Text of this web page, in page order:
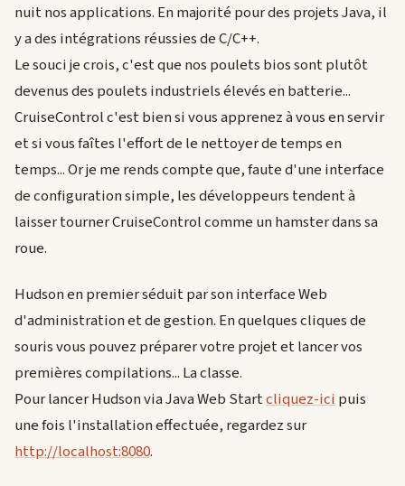
nuit nos applications. En majorité pour des projets Java, il
y a des intégrations réussies de C/C++.
Le souci je crois, c'est que nos poulets bios sont plutôt
devenus des poulets industriels élevés en batterie...
CruiseControl c'est bien si vous apprenez à vous en servir
et si vous faîtes l'effort de le nettoyer de temps en
temps... Or je me rends compte que, faute d'une interface
de configuration simple, les développeurs tendent à
laisser tourner CruiseControl comme un hamster dans sa
roue.
Hudson en premier séduit par son interface Web
d'administration et de gestion. En quelques cliques de
souris vous pouvez préparer votre projet et lancer vos
premières compilations... La classe.
Pour lancer Hudson via Java Web Startcliquez-icipuis
une fois l'installation effectuée, regardez sur
http://localhost:8080.